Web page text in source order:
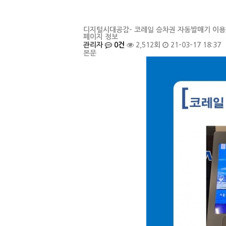
디지털시대공감- 코레일 승차권 자동발매기 이
페이지 정보
관리자
0건 2,512회
21-03-17 18:37
본문